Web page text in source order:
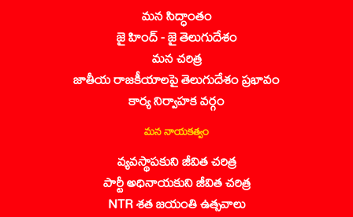
మన సిద్ధాంతం
జై హింద్ - జై తెలుగుదేశం
మన చరిత్ర
జాతీయ రాజకీయాలపై తెలుగుదేశం ప్రభావం
కార్య నిర్వాహక వర్గం
మన నాయకత్వం
వ్యవస్థాపకుని జీవిత చరిత్ర
పార్టీ అధినాయకుని జీవిత చరిత్ర
NTR శత జయంతి ఉత్సవాలు